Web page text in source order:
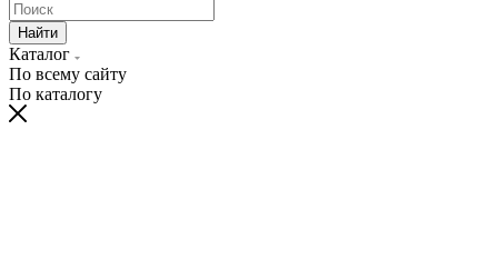
Найти
Каталог
По всему сайту
По каталогу